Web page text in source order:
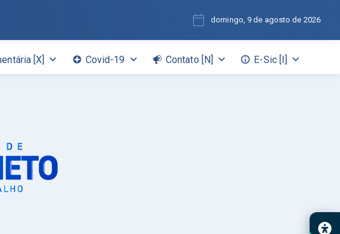
[X] Covid-19 Contato [N] E-Sic [I]
domingo, 9 de agosto de 2026